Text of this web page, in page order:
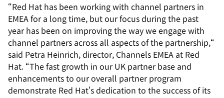
“Red Hat has been working with channel partners in
EMEA for a long time, but our focus during the past
year has been on improving the way we engage with
channel partners across all aspects of the partnership,“
said Petra Heinrich, director, Channels EMEA at Red
Hat. “The fast growth in our UK partner base and
enhancements to our overall partner program
demonstrate Red Hat's dedication to the success of its